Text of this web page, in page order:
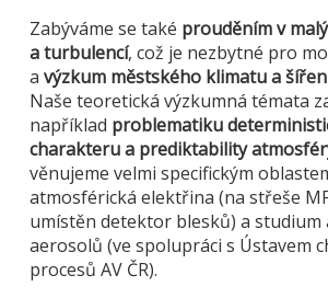
Zabýváme se také prouděním v
a turbulencí, což je nezbytné pro
a výzkum městského klimatu a
Naše teoretická výzkumná témata
například problematiku
charakteru a prediktability
věnujeme velmi specifickým
atmosférická elektřina (na střeše
umístěn detektor blesků) a studium
aerosolů (ve spolupráci s Ústavem
procesů AV ČR).